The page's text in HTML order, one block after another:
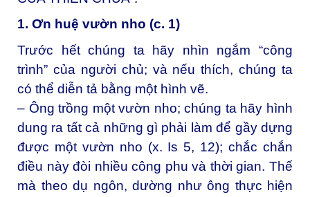
1. Ơn huệ vườn nho (c. 1)
Trước hết chúng ta hãy nhìn ngắm “công
trình” của người chủ; và nếu thích, chúng ta
có thể diễn tả bằng một hình vẽ.
– Ông trồng một vườn nho; chúng ta hãy hình
dung ra tất cả những gì phải làm để gầy dựng
được một vườn nho (x. Is 5, 12); chắc chắn
điều này đòi nhiều công phu và thời gian. Thế
mà theo dụ ngôn, dường như ông thực hiện